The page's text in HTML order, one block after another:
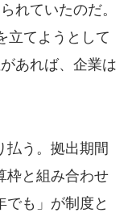
れていたのだ。
立てようとして
あれば、企業は
払う。拠出期間
枠と組み合わせ
でも」が制度と